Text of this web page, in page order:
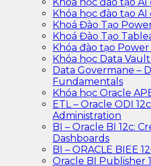
Khóa học đào tạo
Khoá Đào Tạo
Khoá Đào Tạo
Khóa đào tạo
Khóa học Data
Data Govermane –
Fundamentals
Khóa học Oracle
ETL – Oracle ODI
Administration
BI – Oracle BI 12c:
Dashboards
BI – ORACLE BIEE
Oracle BI Publisher